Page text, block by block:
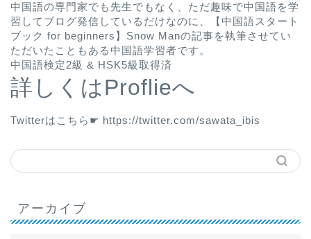
中国語の専門家でも先生でもなく、ただ趣味で中国語を学
習してブログ発信しているだけなのに、
【中国語スタート
ブック for beginners】Snow Manの記事を執筆させてい
ただいたこともある中国語学習者です。
中国語検定2級 & HSK5級取得済
詳しくはProflieへ
Twitterはこちら☛ https://twitter.com/sawata_ibis
アーカイブ